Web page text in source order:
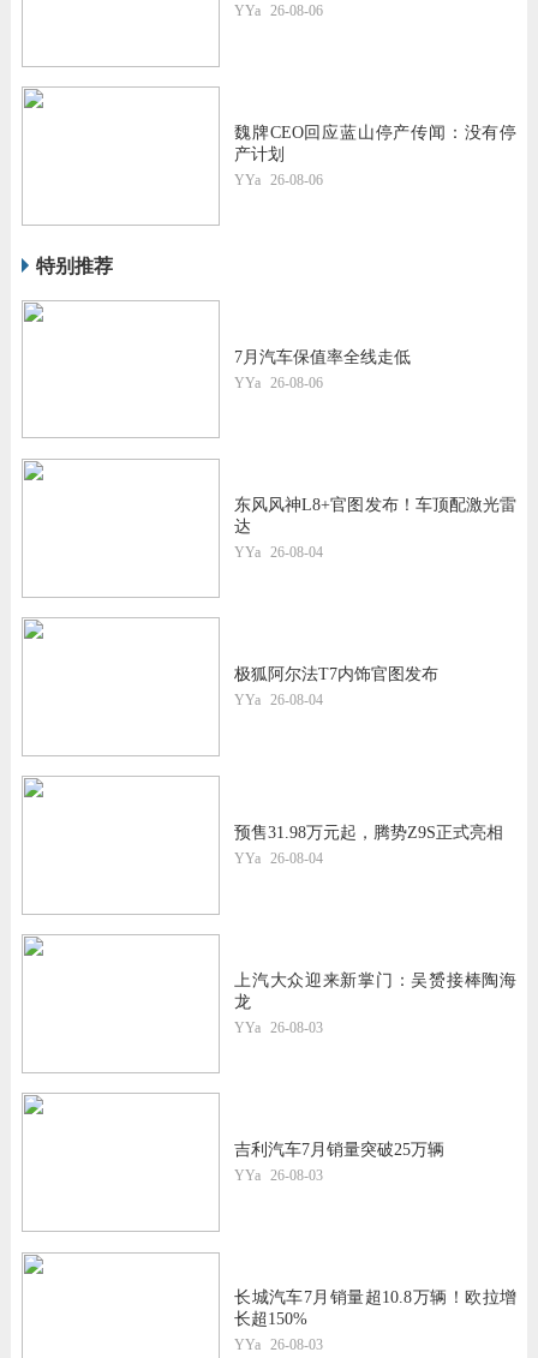
YYa 26-08-06
魏牌CEO回应蓝山停产传闻：没有停
产计划
YYa 26-08-06
特别推荐
7月汽车保值率全线走低
YYa 26-08-06
东风风神L8+官图发布！车顶配激光雷
达
YYa 26-08-04
极狐阿尔法T7内饰官图发布
YYa 26-08-04
预售31.98万元起，腾势Z9S正式亮相
YYa 26-08-04
上汽大众迎来新掌门：吴赟接棒陶海
龙
YYa 26-08-03
吉利汽车7月销量突破25万辆
YYa 26-08-03
长城汽车7月销量超10.8万辆！欧拉增
长超150%
YYa 26-08-03